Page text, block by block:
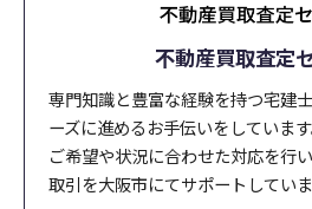
不動産買取査定
専門知識と豊富な経験を持つ宅建
ーズに進めるお手伝いをしていま
ご希望や状況に合わせた対応を行
取引を大阪市にてサポートしていま